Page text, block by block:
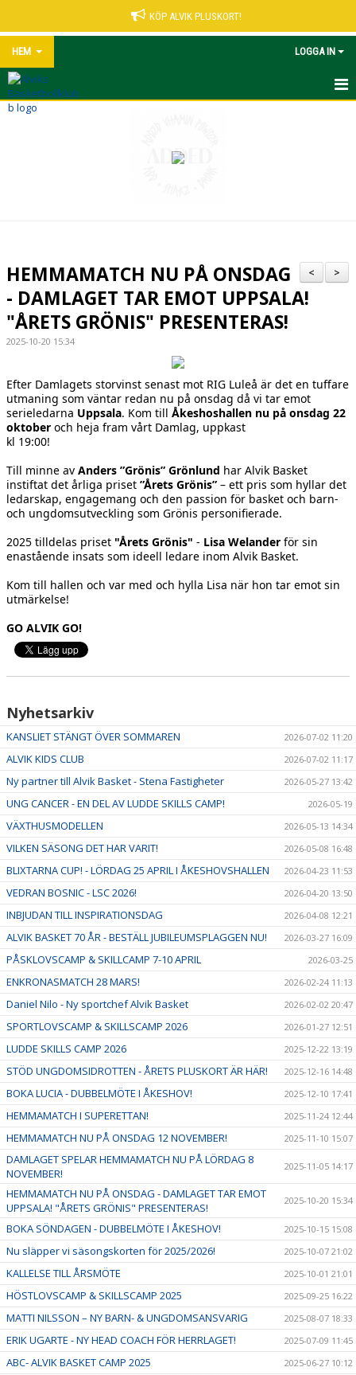
KÖP ALVIK PLUSKORT!
HEM LOGGA IN
START
KONTAKT
>
<
HEMMAMATCH NU PÅ ONSDAG
- DAMLAGET TAR EMOT UPPSALA!
"ÅRETS GRÖNIS" PRESENTERAS!
2025-10-20 15:34
Efter Damlagets storvinst senast mot RIG Luleå är det en tuffare
utmaning som väntar redan nu på onsdag då vi tar emot
serieledarna Uppsala. Kom till Åkeshoshallen nu på onsdag 22
oktober och heja fram vårt Damlag, uppkast
kl 19:00!
Till minne av Anders ”Grönis” Grönlund har Alvik Basket
instiftat det årliga priset ”Årets Grönis” – ett pris som hyllar det
ledarskap, engagemang och den passion för basket och barn-
och ungdomsutveckling som Grönis personifierade.
2025 tilldelas priset "Årets Grönis" - Lisa Welander för sin
enastående insats som ideell ledare inom Alvik Basket.
Kom till hallen och var med och hylla Lisa när hon tar emot sin
utmärkelse!
GO ALVIK GO!
Nyhetsarkiv
KANSLIET STÄNGT ÖVER SOMMAREN 2026-07-02 11:20
ALVIK KIDS CLUB 2026-07-02 11:17
Ny partner till Alvik Basket - Stena Fastigheter 2026-05-27 13:42
UNG CANCER - EN DEL AV LUDDE SKILLS CAMP! 2026-05-19
VÄXTHUSMODELLEN 2026-05-13 14:34
VILKEN SÄSONG DET HAR VARIT! 2026-05-08 16:48
BLIXTARNA CUP! - LÖRDAG 25 APRIL I ÅKESHOVSHALLEN 2026-04-23 11:53
VEDRAN BOSNIC - LSC 2026! 2026-04-20 13:50
INBJUDAN TILL INSPIRATIONSDAG 2026-04-08 12:21
ALVIK BASKET 70 ÅR - BESTÄLL JUBILEUMSPLAGGEN NU! 2026-03-27 16:09
PÅSKLOVSCAMP & SKILLCAMP 7-10 APRIL 2026-03-25
ENKRONASMATCH 28 MARS! 2026-02-24 11:13
Daniel Nilo - Ny sportchef Alvik Basket 2026-02-02 20:47
SPORTLOVSCAMP & SKILLSCAMP 2026 2026-01-27 12:51
LUDDE SKILLS CAMP 2026 2025-12-22 13:19
STÖD UNGDOMSIDROTTEN - ÅRETS PLUSKORT ÄR HÄR! 2025-12-16 14:48
BOKA LUCIA - DUBBELMÖTE I ÅKESHOV! 2025-12-10 17:41
HEMMAMATCH I SUPERETTAN! 2025-11-24 12:44
HEMMAMATCH NU PÅ ONSDAG 12 NOVEMBER! 2025-11-10 15:07
DAMLAGET SPELAR HEMMAMATCH NU PÅ LÖRDAG 8
NOVEMBER!
2025-11-05 14:17
HEMMAMATCH NU PÅ ONSDAG - DAMLAGET TAR EMOT
UPPSALA! "ÅRETS GRÖNIS" PRESENTERAS!
2025-10-20 15:34
BOKA SÖNDAGEN - DUBBELMÖTE I ÅKESHOV! 2025-10-15 15:08
Nu släpper vi säsongskorten för 2025/2026! 2025-10-07 21:02
KALLELSE TILL ÅRSMÖTE 2025-10-01 21:01
HÖSTLOVSCAMP & SKILLSCAMP 2025 2025-09-25 16:22
MATTI NILSSON – NY BARN- & UNGDOMSANSVARIG 2025-08-07 18:33
ERIK UGARTE - NY HEAD COACH FÖR HERRLAGET! 2025-07-09 11:45
ABC- ALVIK BASKET CAMP 2025 2025-06-27 10:12